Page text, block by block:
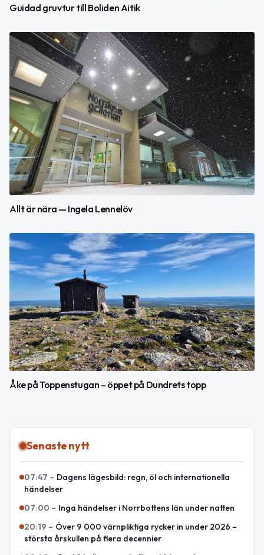
Guidad gruvtur till Boliden Aitik
Allt är nära — Ingela Lennelöv
Åke på Toppenstugan – öppet på Dundrets topp
Senaste nytt
07:47 – Dagens lägesbild: regn, öl och internationella
händelser
07:00 – Inga händelser i Norrbottens län under natten
20:19 – Över 9 000 värnpliktiga rycker in under 2026 –
största årskullen på flera decennier